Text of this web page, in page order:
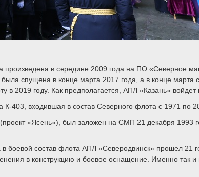
в середине 2009 года на ПО «Северное
спущена в конце марта 2017 года, а в конце
2019 году. Как предполагается, АПЛ «Казань»
403, входившая в состав Северного флота с 1971 по
«Ясень»), был заложен на СМП 21 декабря
боевой состав флота АПЛ «Северодвинск» прошел 21
в конструкцию и боевое оснащение. Именно